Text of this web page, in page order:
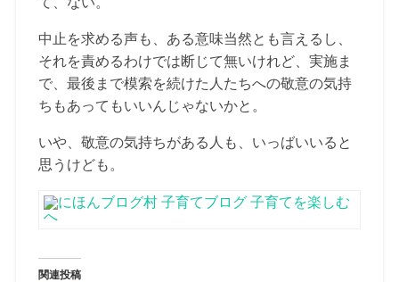
中止を求める声も、ある意味当然とも言えるし、
それを責めるわけでは断じて無いけれど、実施ま
で、最後まで模索を続けた人たちへの敬意の気持
ちもあってもいいんじゃないかと。
いや、敬意の気持ちがある人も、いっばいいると
思うけども。
関連投稿